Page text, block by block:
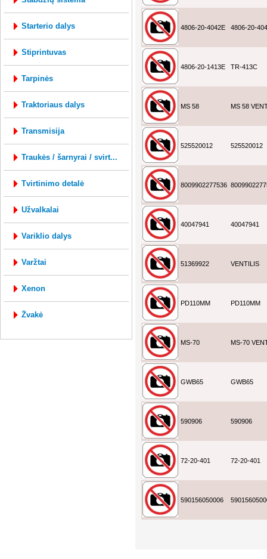
starterio dalys
stiprintuvas
tarpinės
traktoriaus dalys
transmisija
traukės / šarnyrai / svirt...
tvirtinimo detalė
užvalkalai
variklio dalys
varžtai
xenon
žvakė
4806-20-4042E 4806-20-
4806-20-1413E TR-413C
MS 58 MS 58
525520012 525520012
8009902277536
40047941 40047941
51369922 VENTILIS
PD110MM PD110MM
MS-70 MS-70
GWB65 GWB65
590906 590906
72-20-401 72-20-401
590156050006